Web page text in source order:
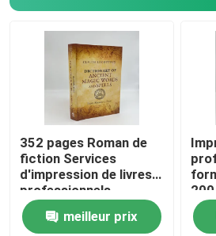
352 pages Roman de
fiction Services
d'impression de livres
professionnels
Impression offset
80gm meilleur prix